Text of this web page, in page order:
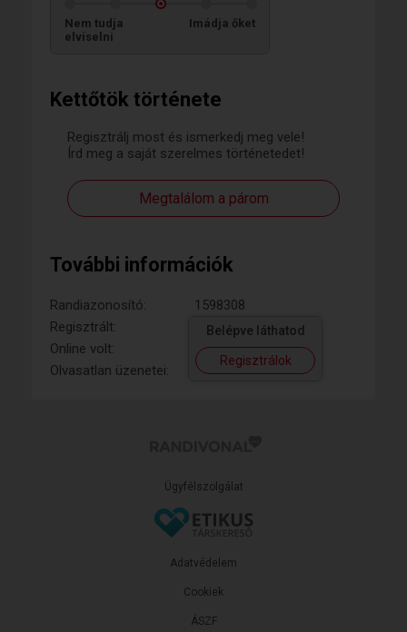
Kettőtök története
Regisztrálj most és ismerkedj meg vele!
Írd meg a saját szerelmes történetedet!
Megtalálom a párom
További információk
Randiazonosító:
1598308
Regisztrált:
Online volt:
Olvasatlan üzenetei:
Belépve láthatod
Regisztrálok
Nem tudja
elviselni
Imádja őket
Ügyfélszolgálat
ÁSZF
Adatvédelem
Cookiek